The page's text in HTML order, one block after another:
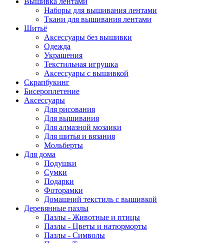
Наборы для вышивания лентами
Ткани для вышивания лентами
Шитьё
Аксессуары без вышивки
Одежда
Украшения
Текстильная игрушка
Аксессуары с вышивкой
Скрапбукинг
Бисероплетение
Аксессуары
Для рисования
Для вышивания
Для алмазной мозаики
Для шитья и вязания
Мольберты
Для дома
Подушки
Сумки
Подарки
Фоторамки
Домашний текстиль с вышивкой
Деревянные пазлы
Пазлы - Животные и птицы
Пазлы - Цветы и натюрморты
Пазлы - Символы